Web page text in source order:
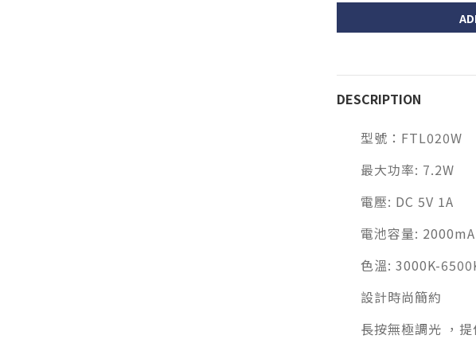
DESCRIPTION
型號：FTL020W
最大功率: 7.2W
電壓: DC 5V 1A
電池容量:
色溫: 3000K-
設計時尚簡約​
長按無極調光 ，